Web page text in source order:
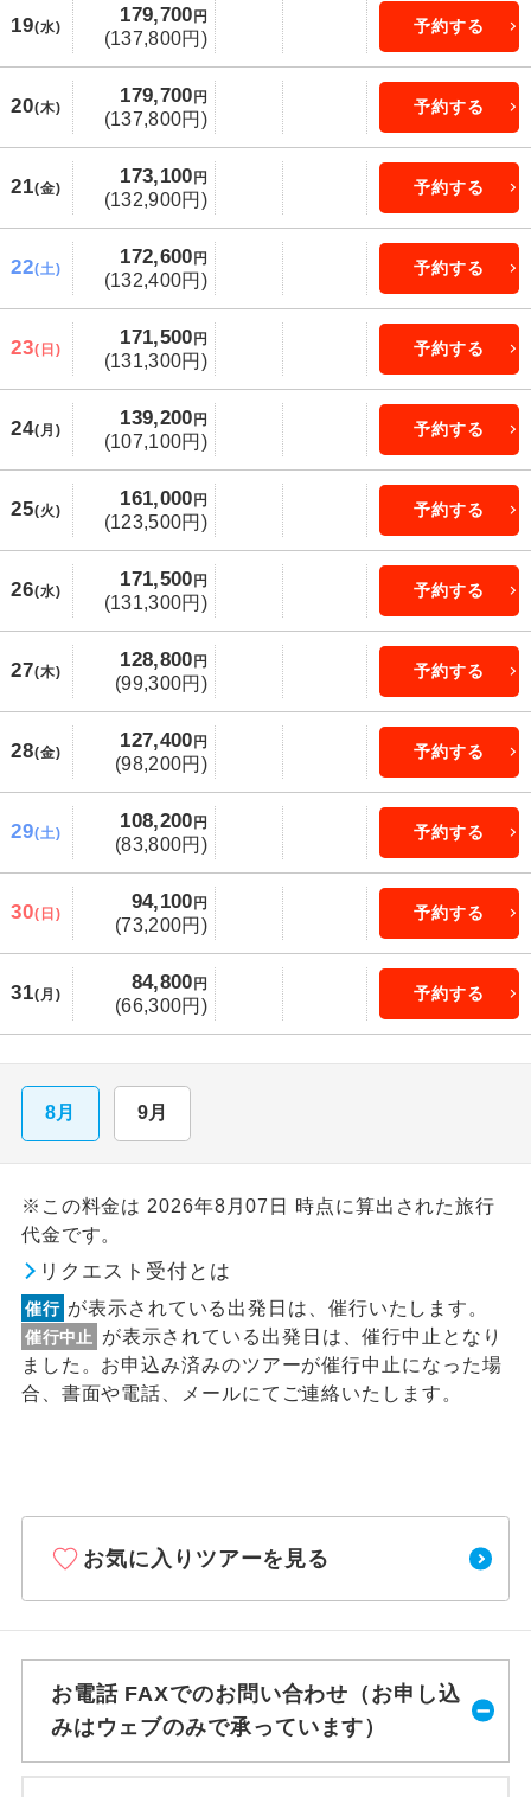
19(水)
179,700 円
(137,800円)
予約する
20(木)
179,700 円
(137,800円)
予約する
21(金)
173,100 円
(132,900円)
予約する
22(土)
172,600 円
(132,400円)
予約する
23(日)
171,500 円
(131,300円)
予約する
24(月)
139,200 円
(107,100円)
予約する
25(火)
161,000 円
(123,500円)
予約する
26(水)
171,500 円
(131,300円)
予約する
27(木)
128,800 円
(99,300円)
予約する
28(金)
127,400 円
(98,200円)
予約する
29(土)
108,200 円
(83,800円)
予約する
30(日)
94,100 円
(73,200円)
予約する
31(月)
84,800 円
(66,300円)
予約する
8月 9月
※この料金は 2026年8月07日 時点に算出された旅行
代金です。
リクエスト受付とは
催行 が表示されている出発日は、催行いたします。
催行中止
が表示されている出発日は、催行中止となり
ました。お申込み済みのツアーが催行中止になった場
合、書面や電話、メールにてご連絡いたします。
お気に入りツアーを見る
お電話 FAXでのお問い合わせ（お申し込
みはウェブのみで承っています）